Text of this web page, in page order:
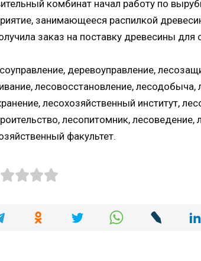
комбинат начал работу по
занимающееся распилкой
заказ на поставку древесины для
деревоуправление,
лесовосстановление, лесодобыча,
лесохозяйственный институт,
лесопитомник,
факультет.